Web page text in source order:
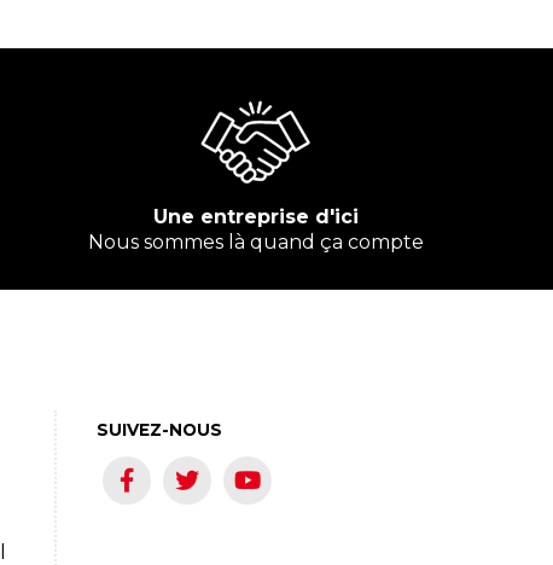
Une entreprise d'ici
Nous sommes là quand ça compte
SUIVEZ-NOUS